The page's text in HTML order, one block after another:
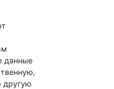
данные
другую